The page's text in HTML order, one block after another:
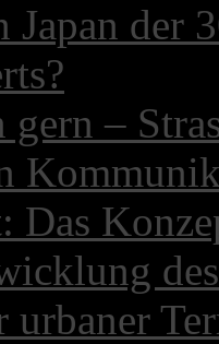
Japan der
gern –
Das
urbaner